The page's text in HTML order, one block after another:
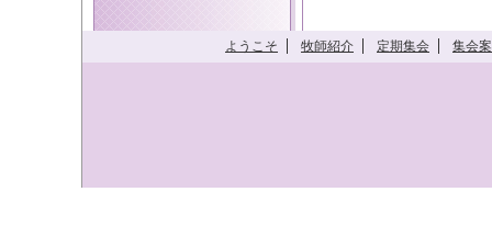
ようこそ 牧師紹介 定期集会 集会